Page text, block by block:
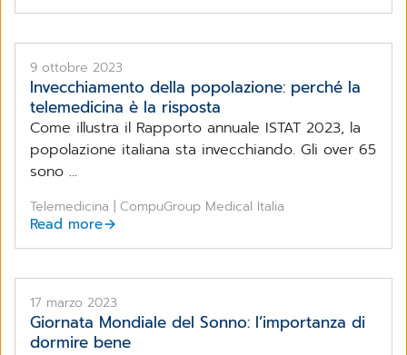
9 ottobre 2023
Invecchiamento della popolazione: perché la
telemedicina è la risposta
Come illustra il Rapporto annuale ISTAT 2023, la
popolazione italiana sta invecchiando. Gli over 65
sono ...
Telemedicina | CompuGroup Medical Italia
Read more
17 marzo 2023
Giornata Mondiale del Sonno: l’importanza di
dormire bene